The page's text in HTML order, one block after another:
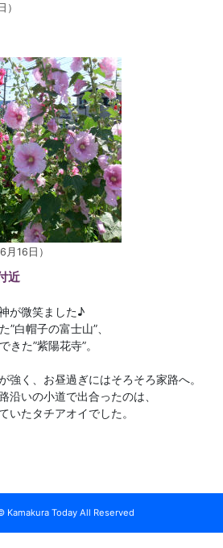
16日）
近
が微笑ました♪
白帽子の富士山”、
た”紫陽花寺”。
強く、お昼過ぎにはそろそろ家路へ。
沿いの小道で出合ったのは、
いたタチアオイでした。
Kamakura Today All Reserved